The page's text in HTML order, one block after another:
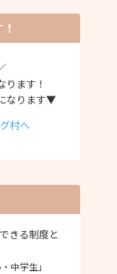
ります！
なります▼
きる制度と
中学生」